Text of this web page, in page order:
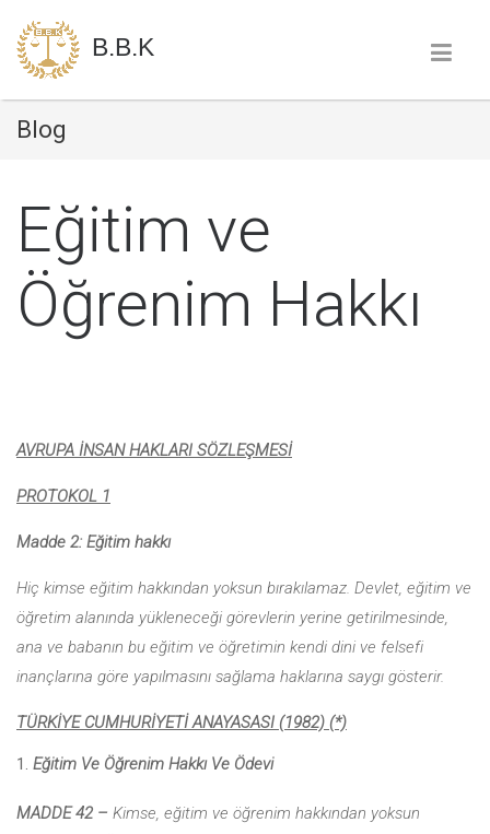
B.B.K
Blog
Eğitim ve
Öğrenim Hakkı
AVRUPA İNSAN HAKLARI SÖZLEŞMESİ
PROTOKOL 1
Madde 2: Eğitim hakkı
Hiç kimse eğitim hakkından yoksun bırakılamaz. Devlet, eğitim ve
öğretim alanında yükleneceği görevlerin yerine getirilmesinde,
ana ve babanın bu eğitim ve öğretimin kendi dini ve felsefi
inançlarına göre yapılmasını sağlama haklarına saygı gösterir.
TÜRKİYE CUMHURİYETİ ANAYASASI (1982) (*)
Eğitim Ve Öğrenim Hakkı Ve Ödevi
MADDE 42 – Kimse, eğitim ve öğrenim hakkından yoksun